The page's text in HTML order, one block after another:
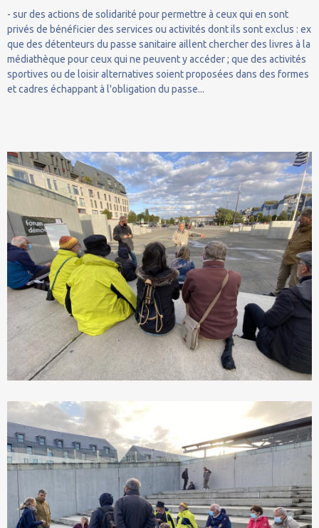
- sur des actions de solidarité pour permettre à ceux qui en sont
privés de bénéficier des services ou activités dont ils sont exclus : ex
que des détenteurs du passe sanitaire aillent chercher des livres à la
médiathèque pour ceux qui ne peuvent y accéder ; que des activités
sportives ou de loisir alternatives soient proposées dans des formes
et cadres échappant à l'obligation du passe...